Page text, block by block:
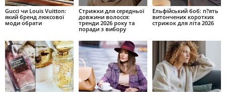
Gucci чи Louis Vuitton:
який бренд люксової
моди обрати
Стрижки для середньої
довжини волосся:
тренди 2026 року та
поради з вибору
Ельфійський боб: п?ять
витончених коротких
стрижок для літа 2026